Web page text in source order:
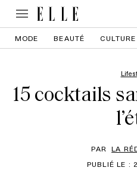
MODE BEAUTÉ CULTURE
15 cocktails
PAR LA
PUBLIÉ LE :